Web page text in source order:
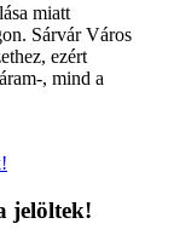
miatt
Sárvár Város
ezért
, mind a
jelöltek!